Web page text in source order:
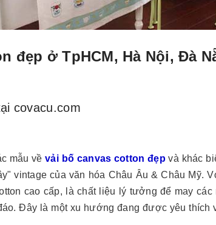
đẹp ở TpHCM, Hà Nội, Đà
covacu.com
mẫu vềvải bố canvas cotton đẹpvà khác
vintage của văn hóa Châu Âu & Châu Mỹ.
cao cấp, là chất liệu lý tưởng để may các
Đây là một xu hướng đang được yêu thích